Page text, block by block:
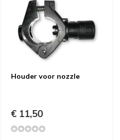
Houder voor nozzle
€ 11,50